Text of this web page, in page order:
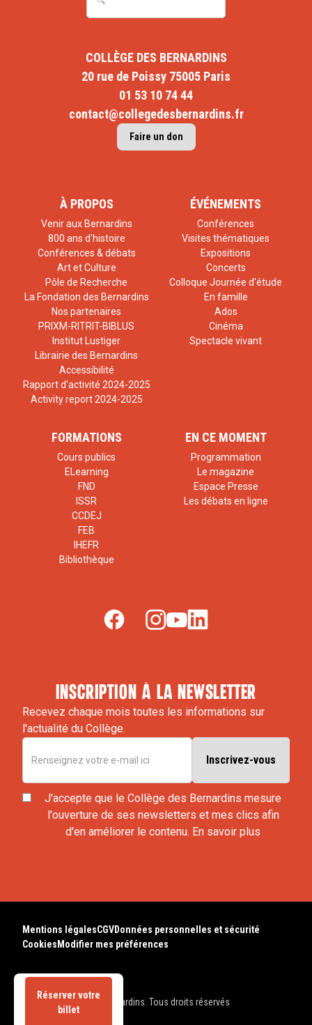
Réserver votre
billet
COLLÈGE DES BERNARDINS
20 rue de Poissy 75005 Paris
01 53 10 74 44
contact@collegedesbernardins.fr
Faire un don
À PROPOS
Venir aux Bernardins
800 ans d'histoire
Conférences & débats
Art et Culture
Pôle de Recherche
La Fondation des Bernardins
Nos partenaires
PRIXM-RITRIT-BIBLUS
Institut Lustiger
Librairie des Bernardins
Accessibilité
Rapport d'activité 2024-2025
Activity report 2024-2025
ÉVÉNEMENTS
Conférences
Visites thématiques
Expositions
Concerts
Colloque Journée d'étude
En famille
Ados
Cinéma
Spectacle vivant
FORMATIONS
Cours publics
ELearning
FND
ISSR
CCDEJ
FEB
IHEFR
Bibliothèque
EN CE MOMENT
Programmation
Le magazine
Espace Presse
Les débats en ligne
inscription à la newsletter
Recevez chaque mois toutes les informations sur
l'actualité du Collège.
J'accepte que le Collège des Bernardins mesure
l'ouverture de ses newsletters et mes clics afin
d'en améliorer le contenu. En savoir plus
© 2025 Collège des Bernardins. Tous droits réservés
Mentions légalesCGVDonnées personnelles et sécurité
Cookies Modifier mes préférences